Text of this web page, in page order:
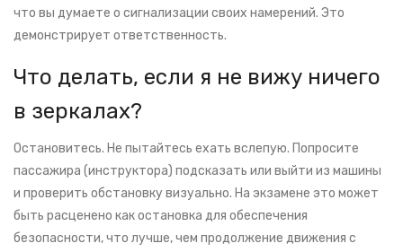
что вы думаете о сигнализации своих намерений. Это
демонстрирует ответственность.
Что делать, если я не вижу ничего
в зеркалах?
Остановитесь. Не пытайтесь ехать вслепую. Попросите
пассажира (инструктора) подсказать или выйти из машины
и проверить обстановку визуально. На экзамене это может
быть расценено как остановка для обеспечения
безопасности, что лучше, чем продолжение движения с